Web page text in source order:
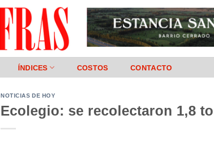
ÍNDICES COSTOS CONTACTO
NOTICIAS DE HOY
Ecolegio: se recolectaron 1,8